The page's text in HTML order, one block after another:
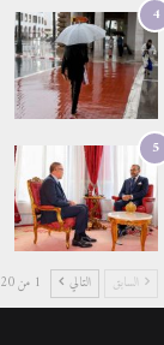
4
5
السابق التالي 1 من 1٬420